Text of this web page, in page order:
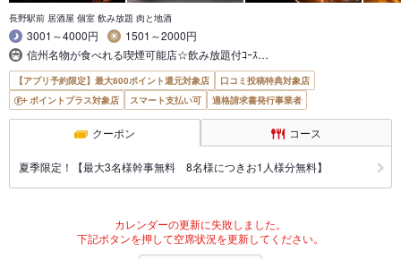
長野駅前 居酒屋 個室 飲み放題 肉と地酒
3001～4000円
1501～2000円
信州名物が食べれる喫煙可能店☆飲み放題付ｺｰｽ…
【アプリ予約限定】最大800ポイント還元対象店
口コミ投稿特典対象店
ポイントプラス対象店
スマート支払い可 適格請求書発行事業者
クーポン コース
夏季限定！【最大3名様幹事無料 8名様につきお1人様分無料】
カレンダーの更新に失敗しました。
下記ボタンを押して空席状況を更新してください。